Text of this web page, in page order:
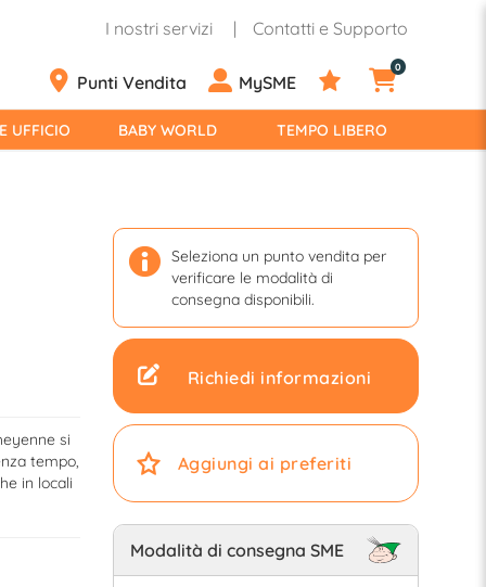
I nostri servizi Contatti e Supporto
Punti Vendita MySME
0
UFFICIO BABY WORLD TEMPO LIBERO
si
tempo,
in locali
Seleziona un punto vendita per
verificare le modalità di
consegna disponibili.
Richiedi informazioni
Aggiungi ai preferiti
Modalità di consegna SME